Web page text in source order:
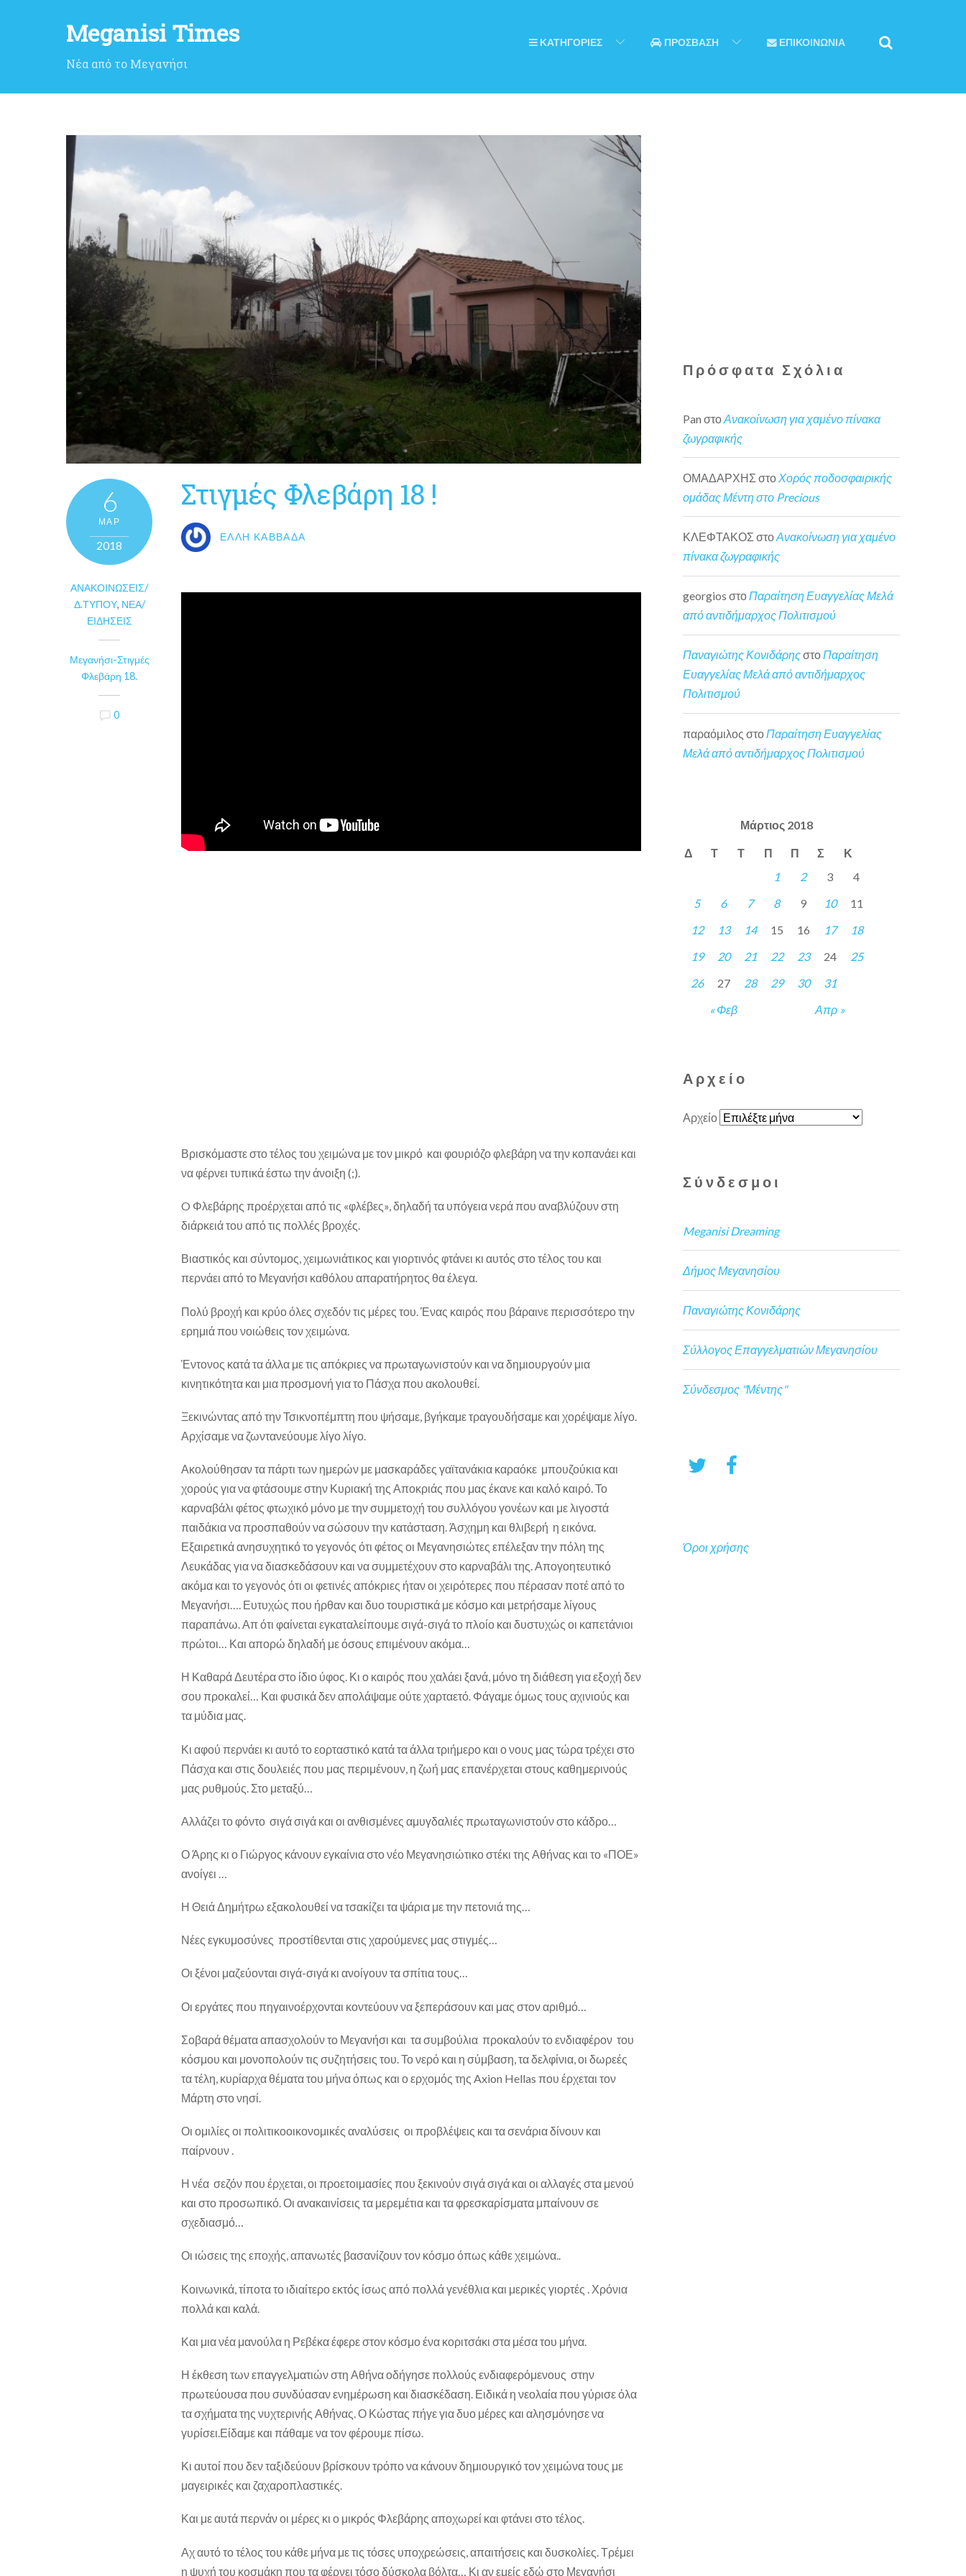
Meganisi Times
Νέα από το Μεγανήσι
ΚΑΤΗΓΟΡΙΕΣ ΠΡΟΣΒΑΣΗ ΕΠΙΚΟΙΝΩΝΙΑ
6
ΜΑΡ
2018
ΑΝΑΚΟΙΝΏΣΕΙΣ/
Δ.ΤΎΠΟΥ, ΝΈΑ/
ΕΙΔΉΣΕΙΣ
Μεγανήσι-Στιγμές
Φλεβάρη 18.
0
Στιγμές Φλεβάρη 18 !
ΈΛΛΗ ΚΑΒΒΑΔΆ
Βρισκόμαστε στο τέλος του χειμώνα με τον μικρό και φουριόζο φλεβάρη να την κοπανάει και
να φέρνει τυπικά έστω την άνοιξη (;).
O Φλεβάρης προέρχεται από τις «φλέβες», δηλαδή τα υπόγεια νερά που αναβλύζουν στη
διάρκειά του από τις πολλές βροχές.
Βιαστικός και σύντομος, χειμωνιάτικος και γιορτινός φτάνει κι αυτός στο τέλος του και
περνάει από το Μεγανήσι καθόλου απαρατήρητος θα έλεγα.
Πολύ βροχή και κρύο όλες σχεδόν τις μέρες του. Ένας καιρός που βάραινε περισσότερο την
ερημιά που νοιώθεις τον χειμώνα.
Έντονος κατά τα άλλα με τις απόκριες να πρωταγωνιστούν και να δημιουργούν μια
κινητικότητα και μια προσμονή για το Πάσχα που ακολουθεί.
Ξεκινώντας από την Τσικνοπέμπτη που ψήσαμε, βγήκαμε τραγουδήσαμε και χορέψαμε λίγο.
Αρχίσαμε να ζωντανεύουμε λίγο λίγο.
Ακολούθησαν τα πάρτι των ημερών με μασκαράδες γαϊτανάκια καραόκε μπουζούκια και
χορούς για να φτάσουμε στην Κυριακή της Αποκριάς που μας έκανε και καλό καιρό. Το
καρναβάλι φέτος φτωχικό μόνο με την συμμετοχή του συλλόγου γονέων και με λιγοστά
παιδάκια να προσπαθούν να σώσουν την κατάσταση. Άσχημη και θλιβερή η εικόνα.
Εξαιρετικά ανησυχητικό το γεγονός ότι φέτος οι Μεγανησιώτες επέλεξαν την πόλη της
Λευκάδας για να διασκεδάσουν και να συμμετέχουν στο καρναβάλι της. Απογοητευτικό
ακόμα και το γεγονός ότι οι φετινές απόκριες ήταν οι χειρότερες που πέρασαν ποτέ από το
Μεγανήσι…. Ευτυχώς που ήρθαν και δυο τουριστικά με κόσμο και μετρήσαμε λίγους
παραπάνω. Απ ότι φαίνεται εγκαταλείπουμε σιγά-σιγά το πλοίο και δυστυχώς οι καπετάνιοι
πρώτοι… Και απορώ δηλαδή με όσους επιμένουν ακόμα…
Η Καθαρά Δευτέρα στο ίδιο ύφος. Κι ο καιρός που χαλάει ξανά, μόνο τη διάθεση για εξοχή δεν
σου προκαλεί… Και φυσικά δεν απολάψαμε ούτε χαρταετό. Φάγαμε όμως τους αχινιούς και
τα μύδια μας.
Κι αφού περνάει κι αυτό το εορταστικό κατά τα άλλα τριήμερο και ο νους μας τώρα τρέχει στο
Πάσχα και στις δουλειές που μας περιμένουν, η ζωή μας επανέρχεται στους καθημερινούς
μας ρυθμούς. Στο μεταξύ…
Αλλάζει το φόντο σιγά σιγά και οι ανθισμένες αμυγδαλιές πρωταγωνιστούν στο κάδρο…
Ο Άρης κι ο Γιώργος κάνουν εγκαίνια στο νέο Μεγανησιώτικο στέκι της Αθήνας και το «ΠΟΕ»
ανοίγει …
Η Θειά Δημήτρω εξακολουθεί να τσακίζει τα ψάρια με την πετονιά της…
Νέες εγκυμοσύνες προστίθενται στις χαρούμενες μας στιγμές…
Οι ξένοι μαζεύονται σιγά-σιγά κι ανοίγουν τα σπίτια τους…
Οι εργάτες που πηγαινοέρχονται κοντεύουν να ξεπεράσουν και μας στον αριθμό…
Σοβαρά θέματα απασχολούν το Μεγανήσι και τα συμβούλια προκαλούν το ενδιαφέρον του
κόσμου και μονοπολούν τις συζητήσεις του. Το νερό και η σύμβαση, τα δελφίνια, οι δωρεές
τα τέλη, κυρίαρχα θέματα του μήνα όπως και ο ερχομός της Axion Hellas που έρχεται τον
Μάρτη στο νησί.
Οι ομιλίες οι πολιτικοοικονομικές αναλύσεις οι προβλέψεις και τα σενάρια δίνουν και
παίρνουν .
Η νέα σεζόν που έρχεται, οι προετοιμασίες που ξεκινούν σιγά σιγά και οι αλλαγές στα μενού
και στο προσωπικό. Οι ανακαινίσεις τα μερεμέτια και τα φρεσκαρίσματα μπαίνουν σε
σχεδιασμό…
Οι ιώσεις της εποχής, απανωτές βασανίζουν τον κόσμο όπως κάθε χειμώνα..
Κοινωνικά, τίποτα το ιδιαίτερο εκτός ίσως από πολλά γενέθλια και μερικές γιορτές . Χρόνια
πολλά και καλά.
Και μια νέα μανούλα η Ρεβέκα έφερε στον κόσμο ένα κοριτσάκι στα μέσα του μήνα.
Η έκθεση των επαγγελματιών στη Αθήνα οδήγησε πολλούς ενδιαφερόμενους στην
πρωτεύουσα που συνδύασαν ενημέρωση και διασκέδαση. Ειδικά η νεολαία που γύρισε όλα
τα σχήματα της νυχτερινής Αθήνας. Ο Κώστας πήγε για δυο μέρες και αλησμόνησε να
γυρίσει.Είδαμε και πάθαμε να τον φέρουμε πίσω.
Κι αυτοί που δεν ταξιδεύουν βρίσκουν τρόπο να κάνουν δημιουργικό τον χειμώνα τους με
μαγειρικές και ζαχαροπλαστικές.
Και με αυτά περνάν οι μέρες κι ο μικρός Φλεβάρης αποχωρεί και φτάνει στο τέλος.
Αχ αυτό το τέλος του κάθε μήνα με τις τόσες υποχρεώσεις, απαιτήσεις και δυσκολίες. Τρέμει
η ψυχή του κοσμάκη που τα φέρνει τόσο δύσκολα βόλτα… Κι αν εμείς εδώ στο Μεγανήσι
Πρόσφατα Σχόλια
Pan στοΑνακοίνωση για χαμένο πίνακα
ζωγραφικής
ΟΜΑΔΑΡΧΗΣ στο Χορός ποδοσφαιρικής
ομάδας Μέντη στο Precious
ΚΛΕΦΤΑΚΟΣ στοΑνακοίνωση για χαμένο
πίνακα ζωγραφικής
georgios στοΠαραίτηση Ευαγγελίας Μελά
από αντιδήμαρχος Πολιτισμού
Παναγιώτης ΚονιδάρηςστοΠαραίτηση
Ευαγγελίας Μελά από αντιδήμαρχος
Πολιτισμού
παραόμιλος στο Παραίτηση Ευαγγελίας
Μελά από αντιδήμαρχος Πολιτισμού
Μάρτιος 2018
Δ Τ Τ Π Π Σ Κ
« Φεβ Απρ »
1 2 3
4
5
6 7 8 9 10
11
12
13 14 15 16 17
18
19
20 21 22 23 24
25
26
27 28 29 30 31
Αρχείο
Αρχείο
Σύνδεσμοι
Meganisi Dreaming
Δήμος Μεγανησίου
Παναγιώτης Κονιδάρης
Σύλλογος Επαγγελματιών Μεγανησίου
Σύνδεσμος "Μέντης"
Όροι χρήσης